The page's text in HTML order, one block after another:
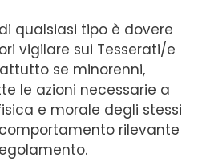
qualsiasi tipo è dovere
vigilare sui Tesserati/e
se minorenni,
le azioni necessarie a
e morale degli stessi
rilevante